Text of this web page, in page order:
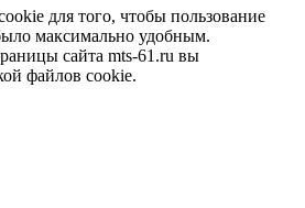
для того, чтобы пользование
максимально удобным.
сайта mts-61.ru вы
файлов cookie.